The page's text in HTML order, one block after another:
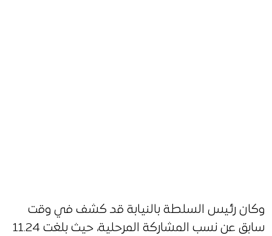
وكان رئيس السلطة بالنيابة قد كشف في وقت
سابق عن نسب المشاركة المرحلية، حيث بلغت 11.24